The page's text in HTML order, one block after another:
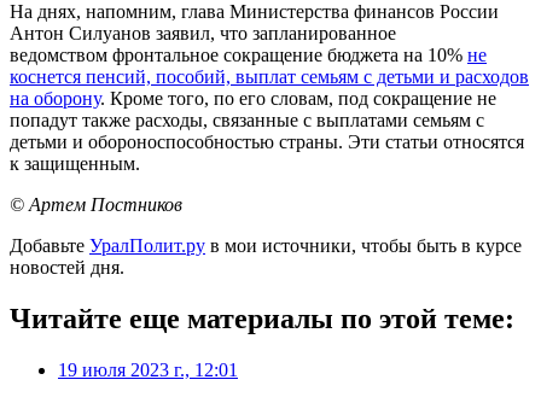
На днях, напомним, глава Министерства финансов России
Антон Силуанов заявил, что запланированное
ведомством фронтальное сокращение бюджета на 10% не
коснется пенсий, пособий, выплат семьям с детьми и расходов
на оборону. Кроме того, по его словам, под сокращение не
попадут также расходы, связанные с выплатами семьям с
детьми и обороноспособностью страны. Эти статьи относятся
к защищенным.
© Артем Постников
Добавьте УралПолит.ру в мои источники, чтобы быть в курсе
новостей дня.
Читайте еще материалы по этой теме:
19 июля 2023 г., 12:01